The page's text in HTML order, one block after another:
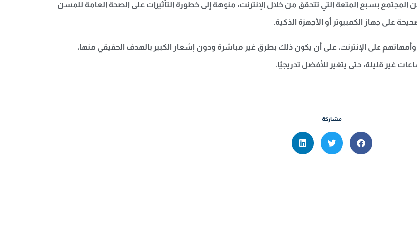
المجتمع بسبع المتعة التي تتحقق من خلال الإنترنت، منوهة إلى خطورة التأثيرات على الصحة العامة للمسن
على جهاز الكمبيوتر أو الأجهزة الذكية.
على الإنترنت، على أن يكون ذلك بطرق غير مباشرة ودون إشعار الكبير بالهدف الحقيقي منها،
غير قليلة، حتى يتغير للأفضل تدريجيًا.
مشاركة